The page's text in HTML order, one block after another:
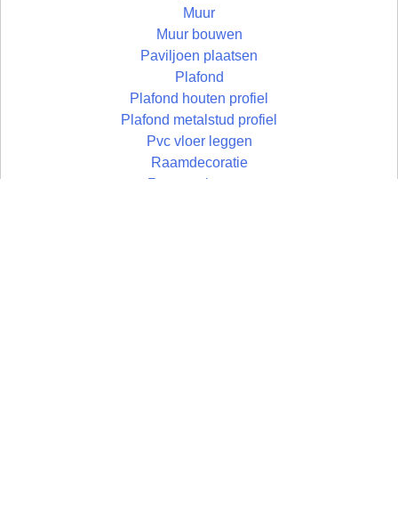
Muur
Muur bouwen
Paviljoen plaatsen
Plafond
Plafond houten profiel
Plafond metalstud profiel
Pvc vloer leggen
Raamdecoratie
Ramen plaatsen